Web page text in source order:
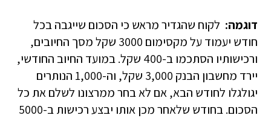
דוגמה: לקוח שהגדיר מראש כי הסכום שייגבה בכל
חודש יעמוד על מקסימום 3000 שקל מסך החיובים,
ורכישותיו הסתכמו ב-400 שקל. במועד החיוב החודשי,
יירד מחשבון הבנק 3,000 שקל, וה-1,000 הנותרים
יגולגלו לחודש הבא, אם לא בחר ממרצונו לשלם את כל
הסכום. בחודש שלאחר מכן אותו יבצע רכישות ב-5000